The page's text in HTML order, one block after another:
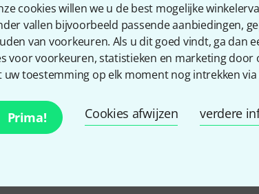
cookies willen we u de best mogelijke
vallen bijvoorbeeld passende aanbiedingen,
van voorkeuren. Als u dit goed vindt, ga dan
voor voorkeuren, statistieken en marketing door
uw toestemming op elk moment nog intrekken
Prima! Cookies afwijzen verdere
Over Sessiondesk
PRODUCTEN OP
VOORRAAD
20+
Ø BESCHIKBAAR
70.30% (1 jaar)